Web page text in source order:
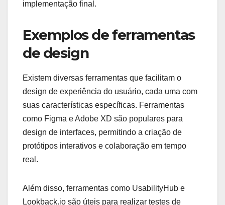
implementação final.
Exemplos de ferramentas
de design
Existem diversas ferramentas que facilitam o
design de experiência do usuário, cada uma com
suas características específicas. Ferramentas
como Figma e Adobe XD são populares para
design de interfaces, permitindo a criação de
protótipos interativos e colaboração em tempo
real.
Além disso, ferramentas como UsabilityHub e
Lookback.io são úteis para realizar testes de